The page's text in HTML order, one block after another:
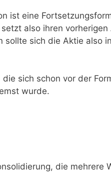
ist eine
also ihren
sollte sich die Aktie also
sich schon vor der
wurde.
die mehrere